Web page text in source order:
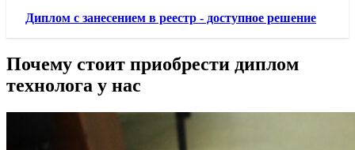
Диплом с занесением в реестр - доступное решение
Почему стоит приобрести диплом
технолога у нас